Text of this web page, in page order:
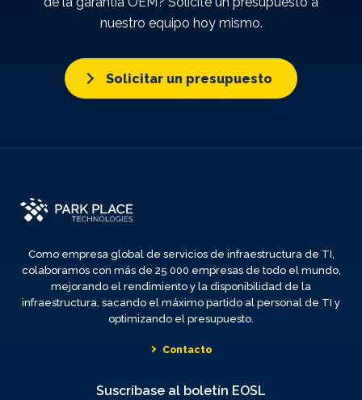
nuestro equipo hoy mismo.
Solicitar un presupuesto
Como empresa global de servicios de infraestructura de TI,
colaboramos con más de 25 000 empresas de todo el mundo,
mejorando el rendimiento y la disponibilidad de la
infraestructura, sacando el máximo partido al personal de TI y
optimizando el presupuesto.
Contacto
Suscríbase al boletín EOSL